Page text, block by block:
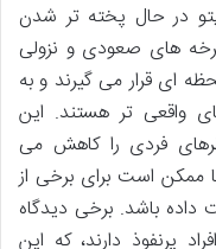
در حال پخته تر شدن
های صعودی و نزولی
ای قرار می گیرند و به
واقعی تر هستند. این
فردی را کاهش می
ممکن است برای برخی از
داده باشد. برخی دیدگاه
پرنفوذ دارند، که این